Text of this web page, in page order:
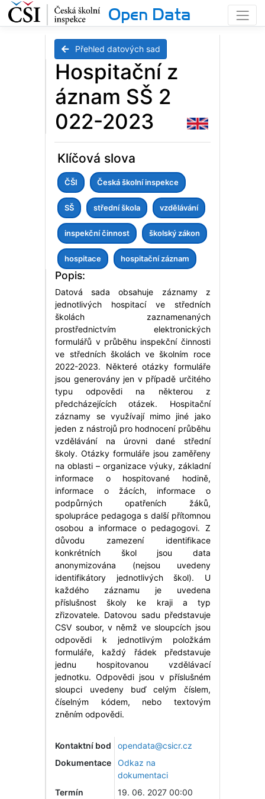
Open Data
Přehled datových sad
Hospitační z
áznam SŠ 2
022-2023
Klíčová slova
ČŠI Česká školní inspekce
SŠ střední škola vzdělávání
inspekční činnost školský zákon
hospitace hospitační záznam
Popis:
Datová sada obsahuje záznamy z
jednotlivých hospitací ve středních
školách zaznamenaných
prostřednictvím elektronických
formulářů v průběhu inspekční činnosti
ve středních školách ve školním roce
2022-2023. Některé otázky formuláře
jsou generovány jen v případě určitého
typu odpovědi na některou z
předcházejících otázek. Hospitační
záznamy se využívají mimo jiné jako
jeden z nástrojů pro hodnocení průběhu
vzdělávání na úrovni dané střední
školy. Otázky formuláře jsou zaměřeny
na oblasti – organizace výuky, základní
informace o hospitované hodině,
informace o žácích, informace o
podpůrných opatřeních žáků,
spolupráce pedagoga s další přítomnou
osobou a informace o pedagogovi. Z
důvodu zamezení identifikace
konkrétních škol jsou data
anonymizována (nejsou uvedeny
identifikátory jednotlivých škol). U
každého záznamu je uvedena
příslušnost školy ke kraji a typ
zřizovatele. Datovou sadu představuje
CSV soubor, v němž ve sloupcích jsou
odpovědi k jednotlivým položkám
formuláře, každý řádek představuje
jednu hospitovanou vzdělávací
jednotku. Odpovědi jsou v příslušném
sloupci uvedeny buď celým číslem,
číselným kódem, nebo textovým
zněním odpovědi.
Kontaktní bod
opendata@csicr.cz
Dokumentace
Odkaz na
dokumentaci
Termín
19. 06. 2027 00:00